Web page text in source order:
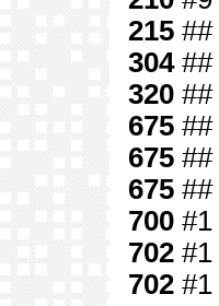
215 ##
304##
320 ##
675 ##
675 ##
675 ##
700 #1
702 #1
702 #1